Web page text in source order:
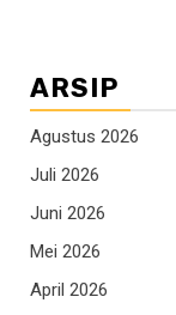
ARSIP
Agustus 2026
Juli 2026
Juni 2026
Mei 2026
April 2026